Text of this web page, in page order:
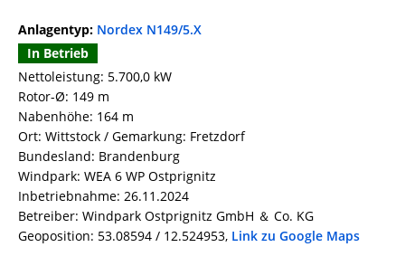
Anlagentyp: Nordex N149/5.X
In Betrieb
Nettoleistung: 5.700,0 kW
Rotor-Ø: 149 m
Nabenhöhe: 164 m
Ort: Wittstock / Gemarkung: Fretzdorf
Bundesland: Brandenburg
Windpark: WEA 6 WP Ostprignitz
Inbetriebnahme: 26.11.2024
Betreiber: Windpark Ostprignitz GmbH ＆ Co. KG
Geoposition: 53.08594 / 12.524953, Link zu Google Maps